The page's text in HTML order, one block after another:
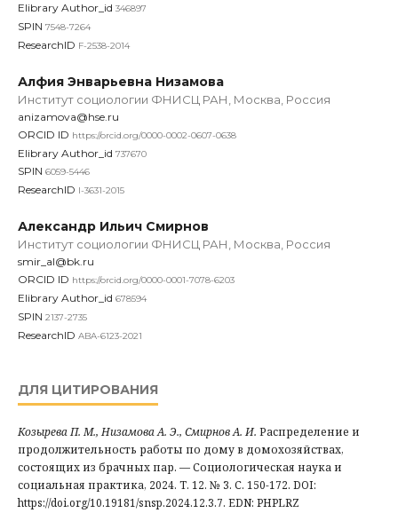
Elibrary Author_id 346897
SPIN 7548-7264
ResearchID F-2538-2014
Алфия Энварьевна Низамова
Институт социологии ФНИСЦ РАН, Москва, Россия
anizamova@hse.ru
ORCID ID https://orcid.org/0000-0002-0607-0638
Elibrary Author_id 737670
SPIN 6059-5446
ResearchID I-3631-2015
Александр Ильич Смирнов
Институт социологии ФНИСЦ РАН, Москва, Россия
smir_al@bk.ru
ORCID ID https://orcid.org/0000-0001-7078-6203
Elibrary Author_id 678594
SPIN 2137-2735
ResearchID ABA-6123-2021
ДЛЯ ЦИТИРОВАНИЯ
Козырева П. М., Низамова А. Э., Смирнов А. И. Распределение и
продолжительность работы по дому в домохозяйствах,
состоящих из брачных пар. — Социологическая наука и
социальная практика, 2024. Т. 12. № 3. С. 150-172. DOI:
https://doi.org/10.19181/snsp.2024.12.3.7. EDN: PHPLRZ